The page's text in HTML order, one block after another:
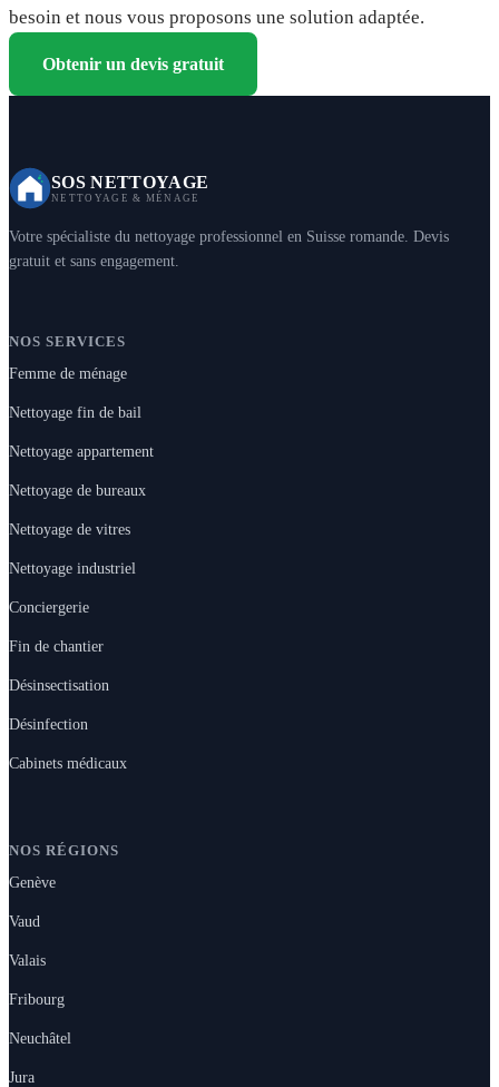
besoin et nous vous proposons une solution adaptée.
Obtenir un devis gratuit
SOS NETTOYAGE
NETTOYAGE & MÉNAGE
Votre spécialiste du nettoyage professionnel en Suisse romande. Devis
gratuit et sans engagement.
NOS SERVICES
Femme de ménage
Nettoyage fin de bail
Nettoyage appartement
Nettoyage de bureaux
Nettoyage de vitres
Nettoyage industriel
Conciergerie
Fin de chantier
Désinsectisation
Désinfection
Cabinets médicaux
NOS RÉGIONS
Genève
Vaud
Valais
Fribourg
Neuchâtel
Jura